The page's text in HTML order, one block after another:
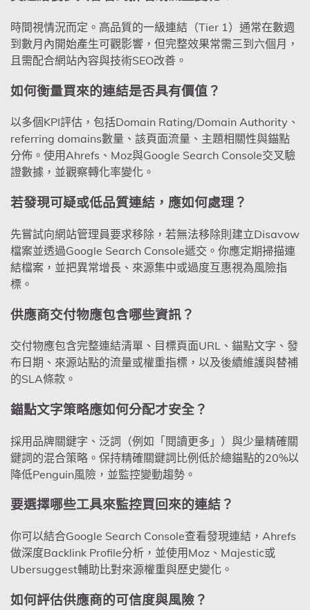
時間視情況而定。高品質的一級連結（Tier 1）通常在數週
到數月內開始產生可觀影響，但完整效果常需三到六個月，
且需配合網站內容與技術SEO改善。
如何衡量買來的連結是否具有價值？
以多個KPI評估，包括Domain Rating/Domain Authority、
referring domains數量、該頁面流量、主題相關性與錨點
分佈。使用Ahrefs、Moz與Google Search Console交叉驗
證數據，並觀察轉化率變化。
若發現可疑或低品質連結，應如何處理？
先嘗試向網站管理員要求移除，若無法移除則建立Disavow
檔案並透過Google Search Console遞交。你應定期掃描連
結檔案，並把異常增長、來源集中或過度互惠視為風險指
標。
供應商交付物應包含哪些資訊？
交付物應包含完整連結清單、目標頁面URL、錨點文字、發
布日期、來源站點的流量或權重指標，以及後續維護與替補
的SLA條款。
錨點文字策略應如何分配才安全？
採用品牌關鍵字、泛詞（例如「閱讀更多」）與少量精確關
鍵詞的混合策略。保持精確關鍵詞比例低於總錨點的20%以
降低Penguin風險，並監控變動趨勢。
要選擇哪些工具來監控買回來的連結？
你可以結合Google Search Console查看發現連結，Ahrefs
做深度Backlink Profile分析，並使用Moz、Majestic或
Ubersuggest輔助比對來源權重與歷史變化。
如何評估供應商的可信度與風險？